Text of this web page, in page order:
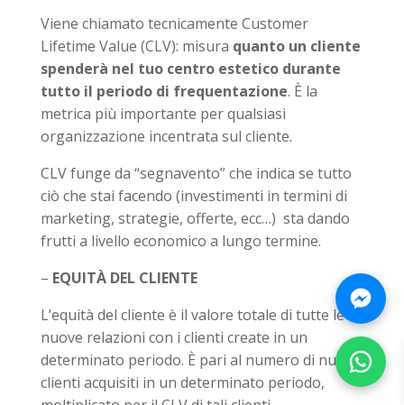
Viene chiamato tecnicamente Customer
Lifetime Value (CLV): misura quanto un cliente
spenderà nel tuo centro estetico durante
tutto il periodo di frequentazione. È la
metrica più importante per qualsiasi
organizzazione incentrata sul cliente.
CLV funge da “segnavento” che indica se tutto
ciò che stai facendo (investimenti in termini di
marketing, strategie, offerte, ecc…) sta dando
frutti a livello economico a lungo termine.
– EQUITÀ DEL CLIENTE
L’equità del cliente è il valore totale di tutte le
nuove relazioni con i clienti create in un
determinato periodo. È pari al numero di nuovi
clienti acquisiti in un determinato periodo,